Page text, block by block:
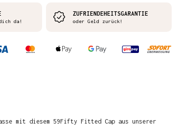
da!
ZUFRIENDEHEITSGARANTIE
oder Geld zurück!
mit diesem 59Fifty Fitted Cap aus unserer